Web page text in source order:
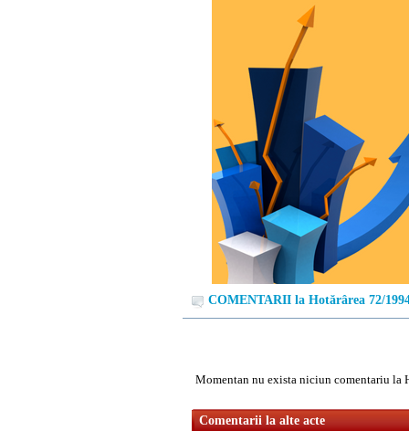
COMENTARII la Hotărârea 72/
Momentan nu exista niciun comentariu la
Comentarii la alte acte